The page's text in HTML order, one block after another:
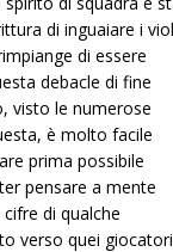
di inguaiare i
di essere
debacle di fine
visto le numerose
è molto facile
prima possibile
pensare a mente
di qualche
verso quei giocatori